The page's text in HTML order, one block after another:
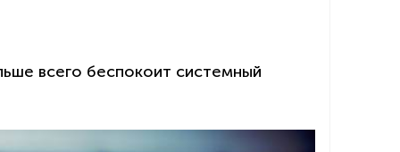
всего беспокоит системный